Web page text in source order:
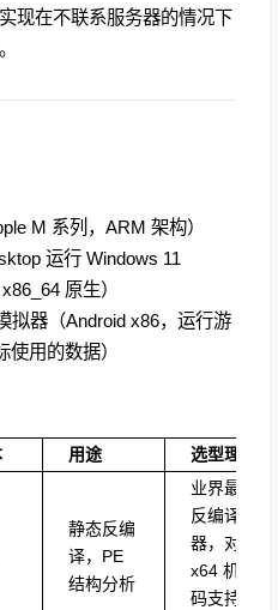
现在不联系服务器的情况下
M 系列，ARM 架构）
运行 Windows 11
原生）
拟器（Android x86，运行游
用的数据）
用途 选型理由
静态反编
译，PE
结构分析
业界最强
反编译
器，对
x64 机器
码支持完